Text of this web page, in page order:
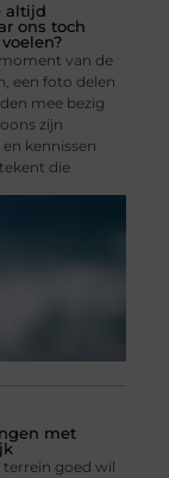
altijd
ons toch
van de
een foto delen
mee bezig
zijn
en kennissen
die
met
goed wil